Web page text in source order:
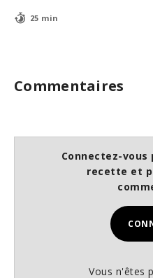
25 min
Commentaires
Connectez-
recette et
Vous n'êtes